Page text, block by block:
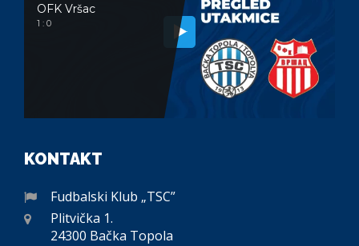
OFK Vršac
1 : 0
KONTAKT
Fudbalski Klub „TSC”
Plitvička 1.
24300 Bačka Topola